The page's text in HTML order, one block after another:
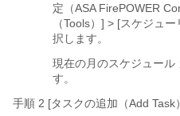
定（ASA FirePOWER
（Tools）] > [スケジュ
択します。
現在の月のスケジュール
す。
手順 2 [タスクの追加（Add Task